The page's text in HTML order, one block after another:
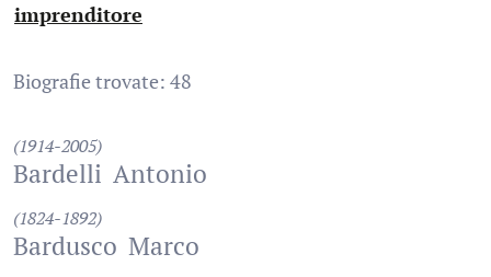
imprenditore
Biografie trovate: 48
(1914-2005)
Bardelli Antonio
(1824-1892)
Bardusco Marco